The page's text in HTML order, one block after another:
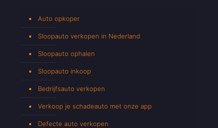
Auto opkoper
Sloopauto verkopen in Nederland
Sloopauto ophalen
Sloopauto inkoop
Bedrijfsauto verkopen
Verkoop je schadeauto met onze app
Defecte auto verkopen